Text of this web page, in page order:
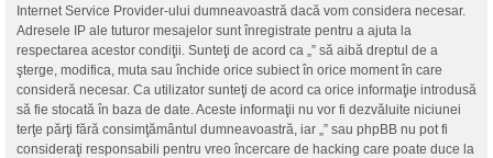
Internet Service Provider-ului dumneavoastră dacă vom considera necesar.
Adresele IP ale tuturor mesajelor sunt înregistrate pentru a ajuta la
respectarea acestor condiţii. Sunteţi de acord ca „” să aibă dreptul de a
şterge, modifica, muta sau închide orice subiect în orice moment în care
consideră necesar. Ca utilizator sunteţi de acord ca orice informaţie introdusă
să fie stocată în baza de date. Aceste informaţii nu vor fi dezvăluite niciunei
terţe părţi fără consimţământul dumneavoastră, iar „” sau phpBB nu pot fi
consideraţi responsabili pentru vreo încercare de hacking care poate duce la